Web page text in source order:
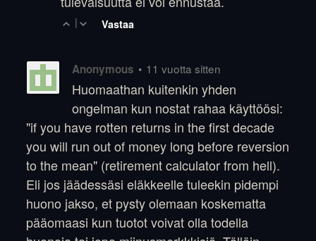
| Vastaa
Anonymous • 11 vuotta sitten
Huomaathan kuitenkin yhden
ongelman kun nostat rahaa käyttöösi:
"if you have rotten returns in the first decade
you will run out of money long before reversion
to the mean" (retirement calculator from hell).
Eli jos jäädessäsi eläkkeelle tuleekin pidempi
huono jakso, et pysty olemaan koskematta
pääomaasi kun tuotot voivat olla todella